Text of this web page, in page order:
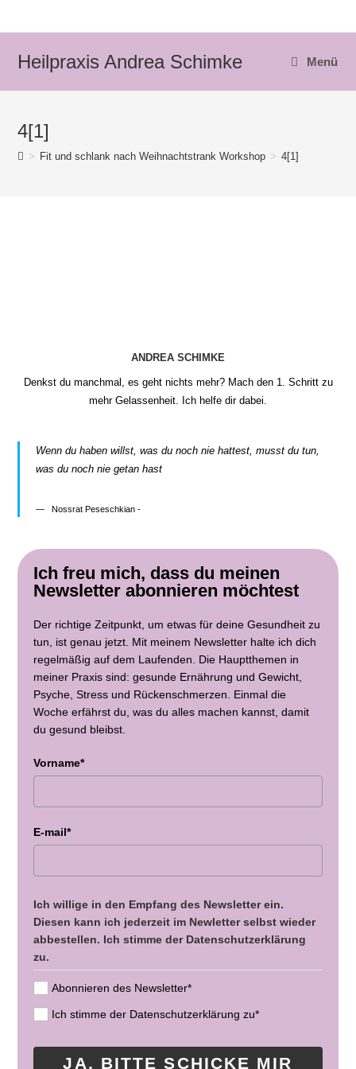
Heilpraxis Andrea Schimke Menü
4[1]
> Fit und schlank nach Weihnachtstrank Workshop > 4[1]
ANDREA SCHIMKE
Denkst du manchmal, es geht nichts mehr? Mach den 1. Schritt zu
mehr Gelassenheit. Ich helfe dir dabei.
Wenn du haben willst, was du noch nie hattest, musst du tun,
was du noch nie getan hast
Nossrat Peseschkian -
Ich freu mich, dass du meinen
Newsletter abonnieren möchtest
Der richtige Zeitpunkt, um etwas für deine Gesundheit zu
tun, ist genau jetzt. Mit meinem Newsletter halte ich dich
regelmäßig auf dem Laufenden. Die Hauptthemen in
meiner Praxis sind: gesunde Ernährung und Gewicht,
Psyche, Stress und Rückenschmerzen. Einmal die
Woche erfährst du, was du alles machen kannst, damit
du gesund bleibst.
Vorname*
E-mail*
Ich willige in den Empfang des Newsletter ein.
Diesen kann ich jederzeit im Newletter selbst wieder
abbestellen. Ich stimme der Datenschutzerklärung
zu.
Abonnieren des Newsletter*
Ich stimme der Datenschutzerklärung zu*
JA, BITTE SCHICKE MIR